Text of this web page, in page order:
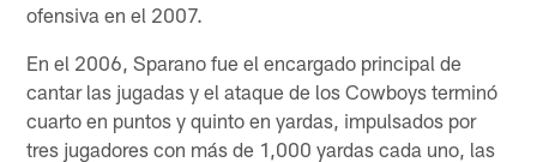
ofensiva en el 2007.
En el 2006, Sparano fue el encargado principal de
cantar las jugadas y el ataque de los Cowboys terminó
cuarto en puntos y quinto en yardas, impulsados por
tres jugadores con más de 1,000 yardas cada uno, las